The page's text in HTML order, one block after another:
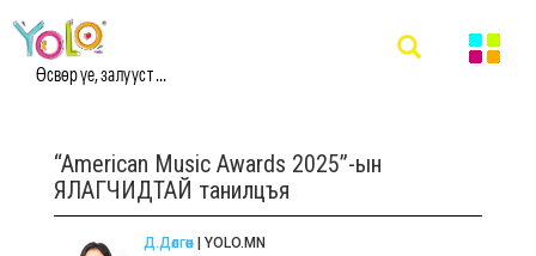
Өсвөр үе, залууст ...
“American Music Awards 2025”-ын
ЯЛАГЧИДТАЙ танилцъя
Д.Дөлгөөн| YOLO.MN